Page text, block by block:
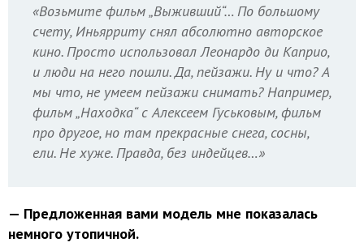
«Возьмите фильм „Выживший“… По большому
счету, Иньярриту снял абсолютно авторское
кино. Просто использовал Леонардо ди Каприо,
и люди на него пошли. Да, пейзажи. Ну и что? А
мы что, не умеем пейзажи снимать? Например,
фильм „Находка“ с Алексеем Гуськовым, фильм
про другое, но там прекрасные снега, сосны,
ели. Не хуже. Правда, без индейцев…»
— Предложенная вами модель мне показалась
немного утопичной.